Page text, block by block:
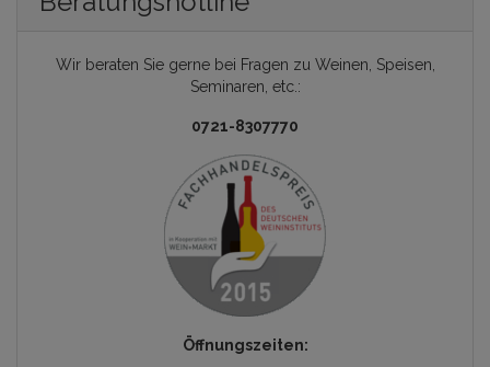
Wir beraten Sie gerne bei Fragen zu Weinen, Speisen,
Seminaren, etc.:
0721-8307770
Öffnungszeiten: